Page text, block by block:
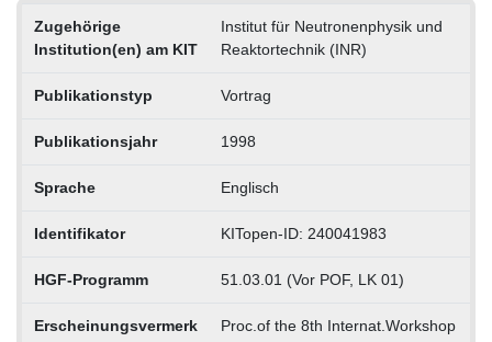
Zugehörige
Institution(en) am KIT
Institut für Neutronenphysik und
Reaktortechnik (INR)
Publikationstyp Vortrag
Publikationsjahr 1998
Sprache Englisch
Identifikator KITopen-ID: 240041983
HGF-Programm 51.03.01 (Vor POF, LK 01)
Erscheinungsvermerk
Proc.of the 8th Internat.Workshop